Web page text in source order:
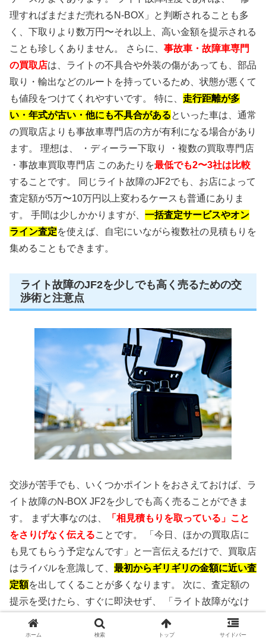
理すればまだまだ売れるN-BOX」と判断されることも多
く、下取りより数万円〜それ以上、高い金額を提示される
ことも珍しくありません。 さらに、 事故車・故障車専門
の買取店は、ライトの不具合や外装の傷があっても、部品
取り・輸出などのルートを持っているため、状態が悪くて
も値段をつけてくれやすいです。 特に、 走行距離が多
い・年式が古い・他にも不具合があるといった車は、通常
の買取店よりも事故車専門店の方が有利になる場合があり
ます。 理想は、 ・ディーラー下取り ・複数の買取専門店
・事故車買取専門店 このあたりを最低でも2〜3社は比較
することです。 同じライト故障のJF2でも、お店によって
査定額が5万〜10万円以上変わるケースも普通にありま
す。 手間は少しかかりますが、 一括査定サービスやオン
ライン査定を使えば、自宅にいながら複数社の見積もりを
集めることもできます。
ライト故障のJF2を少しでも高く売るための交
渉術と注意点
交渉が苦手でも、いくつかポイントをおさえておけば、ラ
イト故障のN-BOX JF2を少しでも高く売ることができま
す。 まず大事なのは、
「相見積もりを取っている」こと
をさりげなく伝えることです。 「今日、ほかの買取店に
も見てもらう予定なんです」と一言伝えるだけで、買取店
はライバルを意識して、 最初からギリギリの金額に近い査
定額を出してくることが多くなります。 次に、査定額の
提示を受けたら、すぐに即決せず、 「ライト故障がなけ
れば、どれくらいの評価でしたか？」 「ライトの修理代
って、どのくらい見ているんですか？」 と、
減額の理由
ホーム 検索 トップ サイドバー